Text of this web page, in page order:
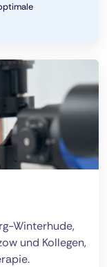
Winterhude,
und Kollegen,